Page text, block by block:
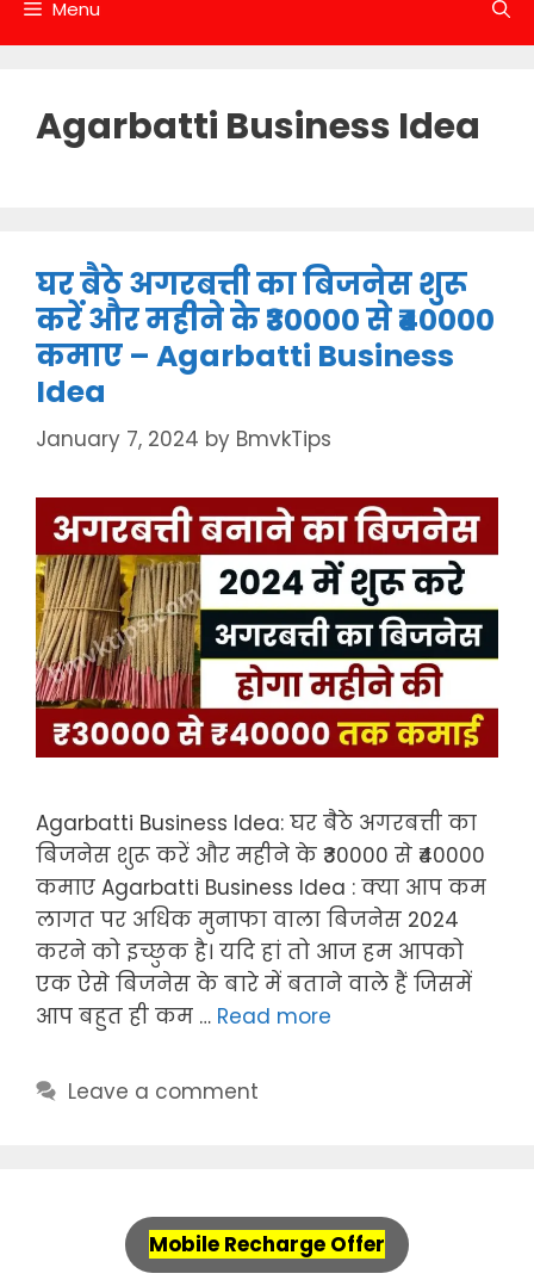
Menu
Agarbatti Business Idea
घर बैठे अगरबत्ती का बिजनेस शुरू
करें और महीने के ₹30000 से ₹40000
कमाए – Agarbatti Business
Idea
January 7, 2024 by BmvkTips
Agarbatti Business Idea: घर बैठे अगरबत्ती का
बिजनेस शुरू करें और महीने के ₹30000 से ₹40000
कमाए Agarbatti Business Idea : क्या आप कम
लागत पर अधिक मुनाफा वाला बिजनेस 2024
करने को इच्छुक है। यदि हां तो आज हम आपको
एक ऐसे बिजनेस के बारे में बताने वाले हैं जिसमें
आप बहुत ही कम … Read more
Leave a comment
Mobile Recharge Offer